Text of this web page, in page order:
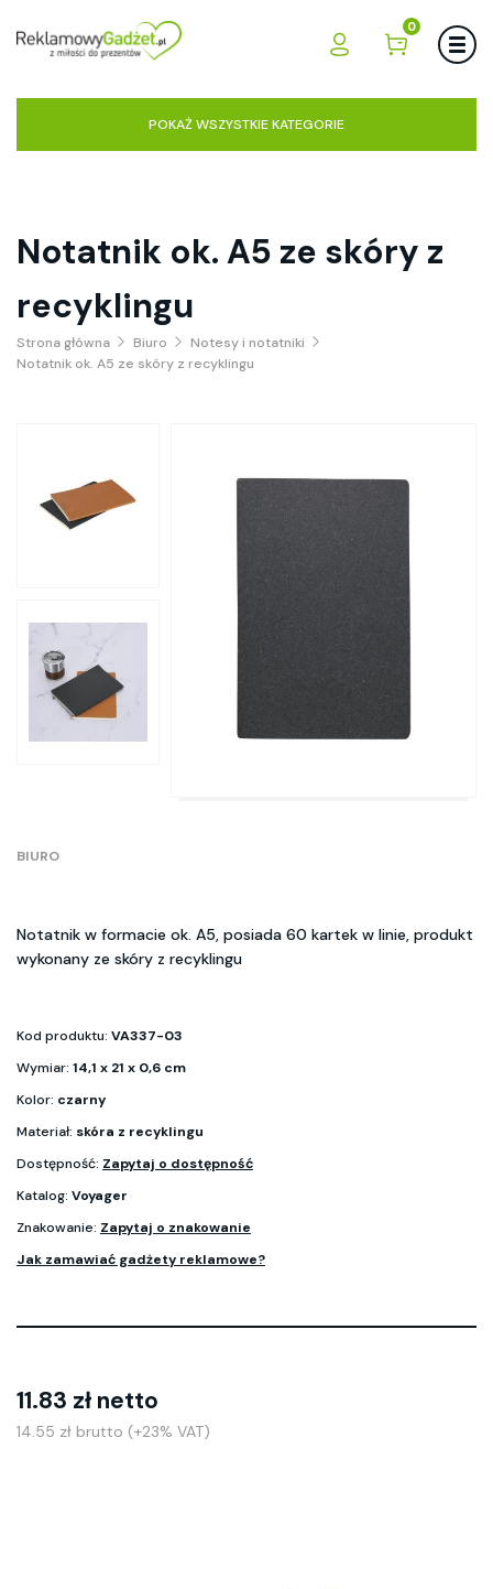
0
POKAŻ WSZYSTKIE KATEGORIE
Notatnik ok. A5 ze skóry z
recyklingu
Strona główna Biuro
Notesy i notatniki
Notatnik ok. A5 ze skóry z recyklingu
BIURO
Notatnik w formacie ok. A5, posiada 60 kartek w linie, produkt
wykonany ze skóry z recyklingu
Kod produktu: VA337-03
Wymiar: 14,1 x 21 x 0,6 cm
Kolor: czarny
Materiał: skóra z recyklingu
Dostępność: Zapytaj o dostępność
Katalog: Voyager
Znakowanie: Zapytaj o znakowanie
Jak zamawiać gadżety reklamowe?
11.83 zł netto
14.55 zł brutto (+23% VAT)